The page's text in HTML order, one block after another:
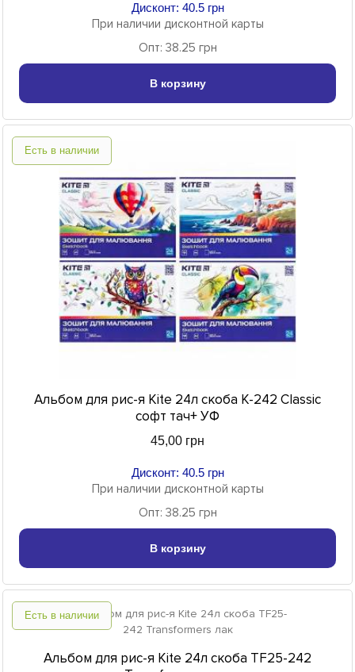
Дисконт: 40.5 грн
При наличии дисконтной карты
Опт: 38.25 грн
В корзину
Есть в наличии
Альбом для рис-я Kite 24л скоба K-242 Classic
софт тач+ УФ
45,00 грн
Дисконт: 40.5 грн
При наличии дисконтной карты
Опт: 38.25 грн
В корзину
Есть в наличии
Альбом для рис-я Kite 24л скоба TF25-242